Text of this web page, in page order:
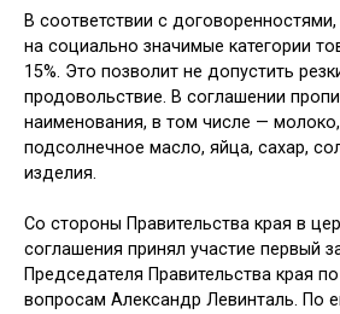
В соответствии с
на социально значимые категории
15%. Это позволит не допустить
продовольствие. В соглашении
наименования, в том числе —
подсолнечное масло, яйца, сахар,
изделия.
Со стороны Правительства края в
соглашения принял участие первый
Председателя Правительства края
вопросам Александр Левинталь. По